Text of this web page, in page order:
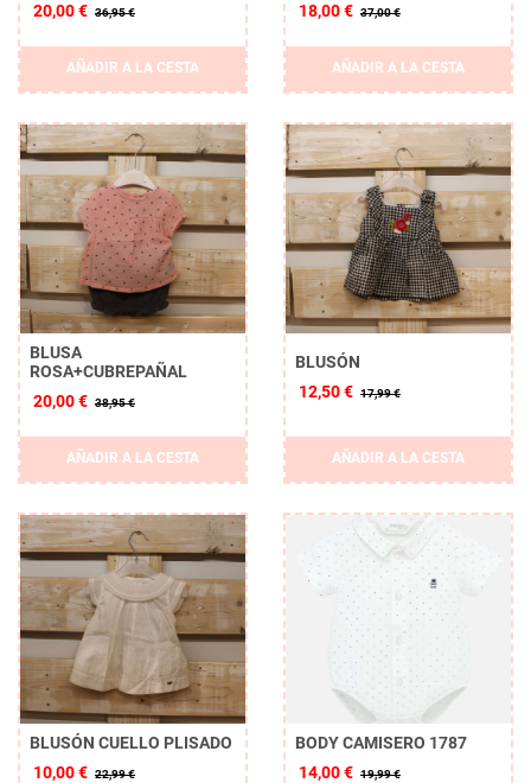
Borrar
APLICAR
20,00 € 36,95 €
AÑADIR A LA CESTA
18,00 € 37,00 €
AÑADIR A LA CESTA
BLUSA
ROSA+CUBREPAÑAL
20,00 € 38,95 €
AÑADIR A LA CESTA
BLUSÓN
12,50 € 17,99 €
AÑADIR A LA CESTA
BLUSÓN CUELLO PLISADO
10,00 € 22,99 €
BODY CAMISERO 1787
14,00 € 19,99 €